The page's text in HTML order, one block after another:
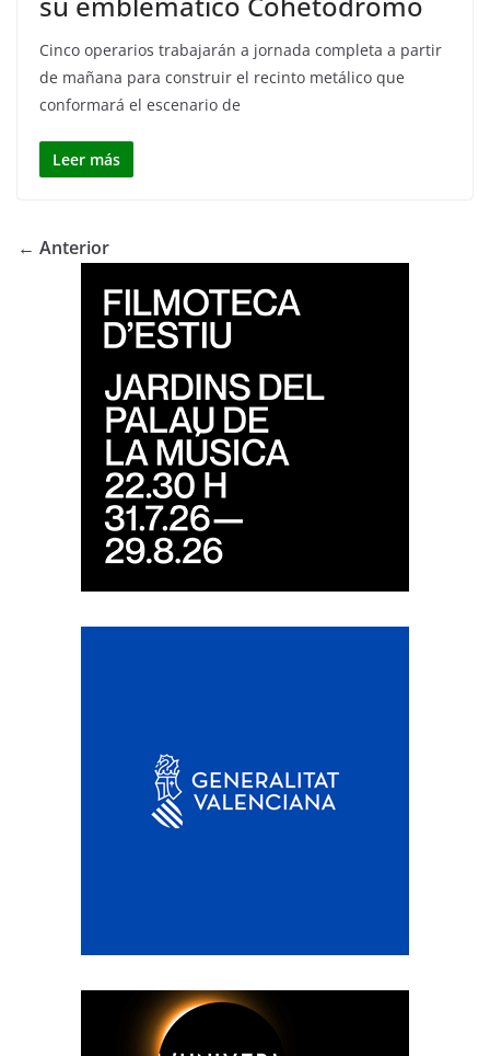
Cinco operarios trabajarán a jornada completa a partir
de mañana para construir el recinto metálico que
conformará el escenario de
Leer más
← Anterior